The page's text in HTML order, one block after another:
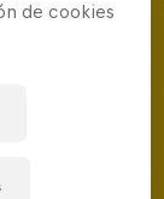
de cookies